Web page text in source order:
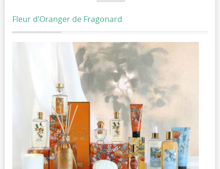
Fleur d’Oranger de Fragonard